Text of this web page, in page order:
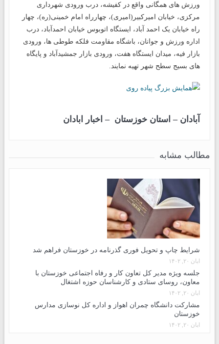
ورزش های همگانی واقع در کفیشه، درب ورودی شهرداری
مرکزی، خیابان امیرکبیر(امیری)، چهارراه امام خمینی(ره)، چهار
راه خیابان یک احمد آباد، ایستگاه اتوبوس خیابان احمدآباد، درب
اداره ورزش و جوانان، باشگاه مقاومت فلکه طوطی ها، ورودی
بازار فیه، میدان ایستگاه هفت، ورودی بازار جمشیدآباد و پایگاه
های بسیج سطح شهر تهیه نمایند.
آبادان – استان خوزستان – اخبار ابادان
مطالب مشابه
شرایط چاپ و تحویل فوری گذرنامه در خوزستان فراهم شد
آبان ۲۰, ۱۴۰۲
جلسه ویژه مدیر کل تعاون کار و رفاه اجتماعی خوزستان با
معاون، روسای ستادی و کارشناسان حوزه اشتغال
آبان ۲۰, ۱۴۰۲
مشارکت دانشگاه چمران اهواز و اداره کل نوسازی مدارس
خوزستان
آبان ۲۰, ۱۴۰۲